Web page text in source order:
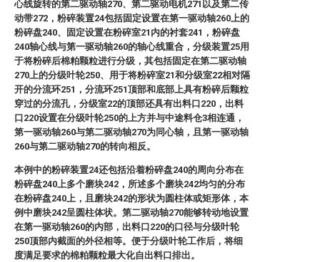
心线旋转的第二驱动轴270、第二驱动电机271以及第二传
动带272，粉碎装置24包括固定设置在第一驱动轴260上的
粉碎盘240、固定设置在粉碎室21内的衬套241，粉碎盘
240轴心线与第一驱动轴260的轴心线重合，分级装置25用
于将粉碎后棉粕颗粒进行分级，其包括固定在第二驱动轴
270上的分级叶轮250、用于将粉碎室21和分级室22相对隔
开的分流环251，分流环251顶部和底部上具有粉碎后颗粒
穿过的分流孔，分级室22的顶部还具有出料口220，出料
口220设置在分级叶轮250的上方并与中途料仓3相连通，
第一驱动轴260与第二驱动轴270为同心轴，且第一驱动轴
260与第二驱动轴270的转向相反。
本例中的粉碎装置24还包括沿着粉碎盘240的周向分布在
粉碎盘240上多个磨块242，所述多个磨块242均匀的分布
在粉碎盘240上，且磨块242的形状为圆柱体或矩形体，本
例中磨块242呈圆柱体状。第二驱动轴270能够转动地设置
在第一驱动轴260的内部，出料口220的口径与分级叶轮
250顶部内截面的外径相等。便于分级叶轮工作后，将细
度满足要求的棉粕颗粒最大化自出料口排出。